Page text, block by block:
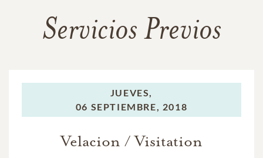
Servicios Previos
JUEVES,
06 SEPTIEMBRE, 2018
Velacion / Visitation